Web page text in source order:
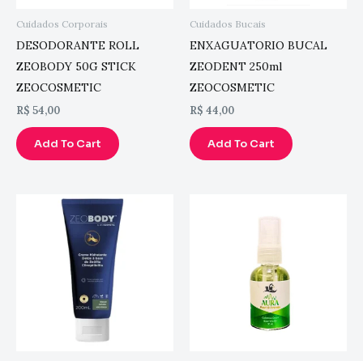
Cuidados Corporais
DESODORANTE ROLL
ZEOBODY 50G STICK
ZEOCOSMETIC
R$ 54,00
Add To Cart
Cuidados Bucais
ENXAGUATORIO BUCAL
ZEODENT 250ml
ZEOCOSMETIC
R$ 44,00
Add To Cart